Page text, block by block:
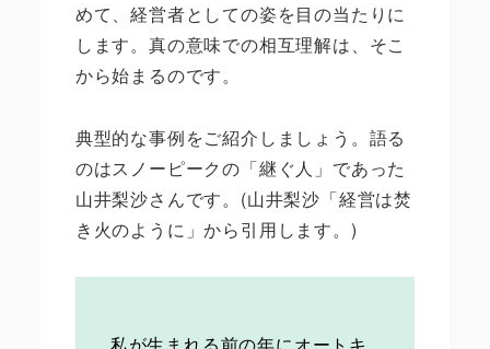
めて、経営者としての姿を目の当たりに
します。真の意味での相互理解は、そこ
から始まるのです。
典型的な事例をご紹介しましょう。語る
のはスノーピークの「継ぐ人」であった
山井梨沙さんです。(山井梨沙「経営は焚
き火のように」から引用します。)
私が生まれる前の年にオートキ